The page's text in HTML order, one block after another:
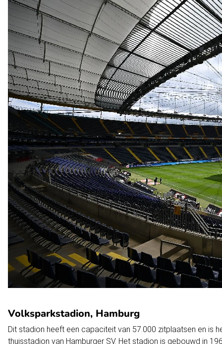
Volksparkstadion, Hamburg
Dit stadion heeft een capaciteit van 57.000 zitplaatsen en is
thuisstadion van Hamburger SV. Het stadion is gebouwd in